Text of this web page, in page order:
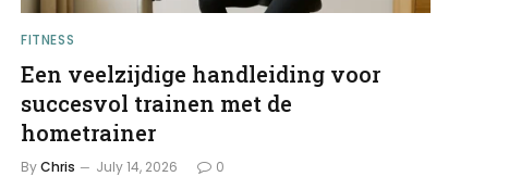
FITNESS
Een veelzijdige handleiding voor
succesvol trainen met de
hometrainer
ByChris July 14, 2026 0